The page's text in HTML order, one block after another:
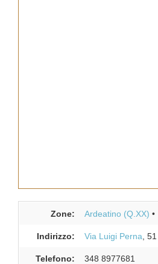
Zone: Ardeatino (Q.XX)
Indirizzo: Via Luigi Perna , 51
Telefono: 348 8977681